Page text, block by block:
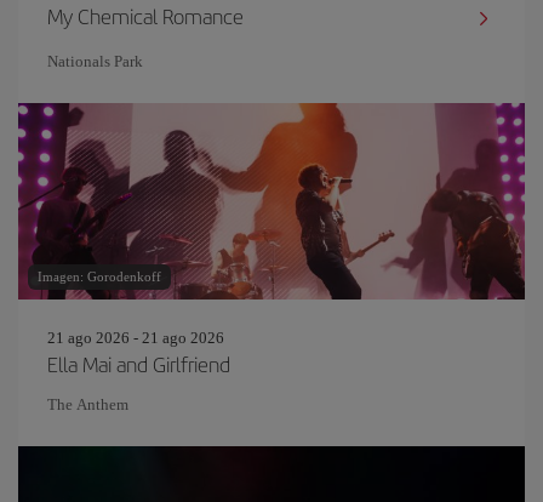
My Chemical Romance
Nationals Park
Imagen: Gorodenkoff
21 ago 2026 - 21 ago 2026
Ella Mai and Girlfriend
The Anthem